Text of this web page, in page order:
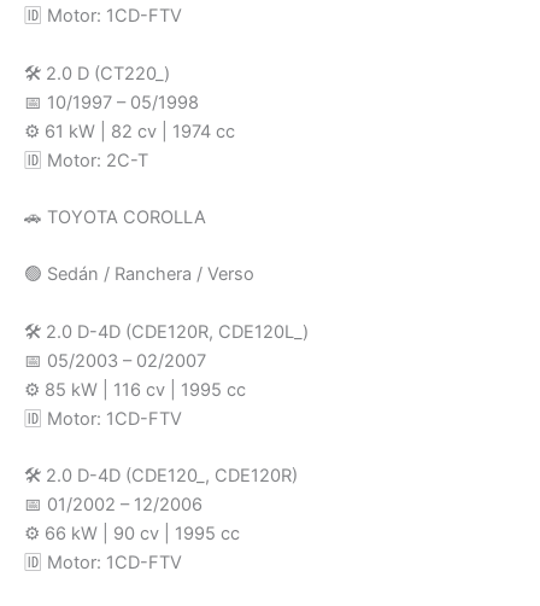
🆔 Motor: 1CD-FTV
🛠️ 2.0 D (CT220_)
📅 10/1997 – 05/1998
⚙️ 61 kW | 82 cv | 1974 cc
🆔 Motor: 2C-T
🚗 TOYOTA COROLLA
🟢 Sedán / Ranchera / Verso
🛠️ 2.0 D-4D (CDE120R, CDE120L_)
📅 05/2003 – 02/2007
⚙️ 85 kW | 116 cv | 1995 cc
🆔 Motor: 1CD-FTV
🛠️ 2.0 D-4D (CDE120_, CDE120R)
📅 01/2002 – 12/2006
⚙️ 66 kW | 90 cv | 1995 cc
🆔 Motor: 1CD-FTV